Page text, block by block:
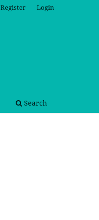
Search
Register Login